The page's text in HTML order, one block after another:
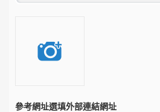
參考網址選填外部連結網址